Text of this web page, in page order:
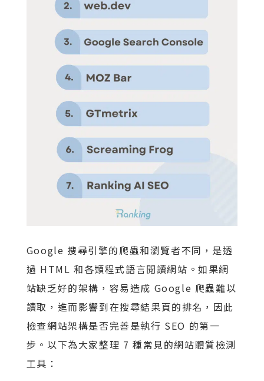
Google 搜尋引擎的爬蟲和瀏覽者不同，是透
過 HTML 和各類程式語言閱讀網站。如果網
站缺乏好的架構，容易造成 Google 爬蟲難以
讀取，進而影響到在搜尋結果頁的排名，因此
檢查網站架構是否完善是執行 SEO 的第一
步。以下為大家整理 7 種常見的網站體質檢測
工具：